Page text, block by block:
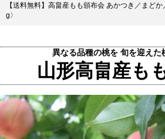
【送料無料】高畠産もも頒布会 あかつき／まど
g〉
異なる品種の桃を 旬を迎えた
山形高畠産も